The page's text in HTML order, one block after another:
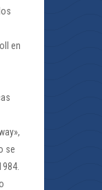
en
se